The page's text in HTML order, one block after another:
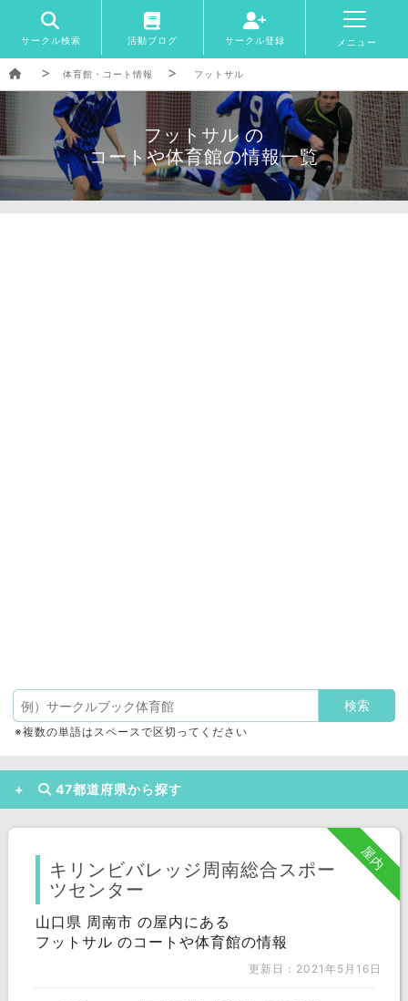
サークル検索 活動ブログ サークル登録 メニュー
体育館・コート情報 フットサル
フットサル の
コートや体育館の情報一覧
※複数の単語はスペースで区切ってください
47都道府県から探す
北海道
東北 エリア
宮城県 秋田県
岩手県 山形県 青森県
屋内
キリンビバレッジ周南総合スポー
ツセンター
山口県 周南市 の屋内にある
フットサル のコートや体育館の情報
更新日：2021年5月16日